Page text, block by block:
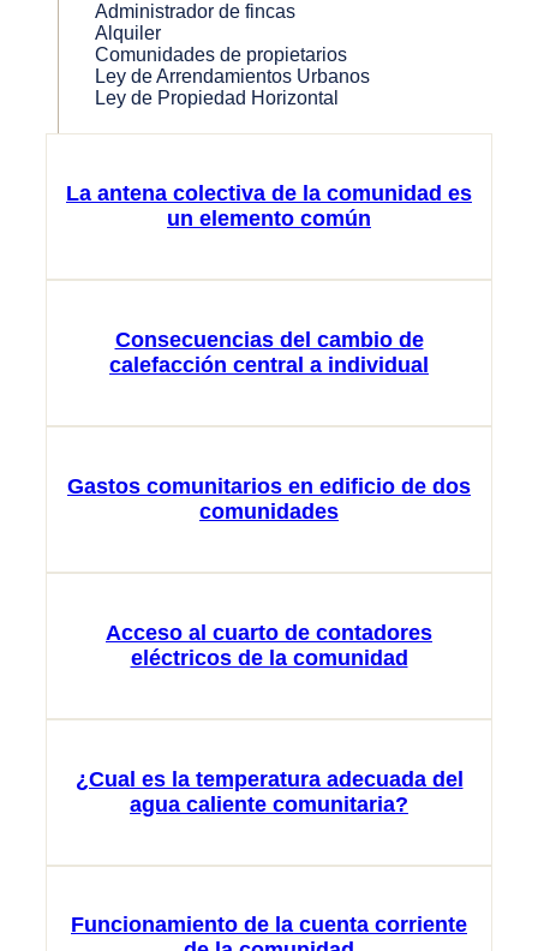
Administrador de fincas
Alquiler
Comunidades de propietarios
Ley de Arrendamientos Urbanos
Ley de Propiedad Horizontal
La antena colectiva de la comunidad es
un elemento común
Consecuencias del cambio de
calefacción central a individual
Gastos comunitarios en edificio de dos
comunidades
Acceso al cuarto de contadores
eléctricos de la comunidad
¿Cual es la temperatura adecuada del
agua caliente comunitaria?
Funcionamiento de la cuenta corriente